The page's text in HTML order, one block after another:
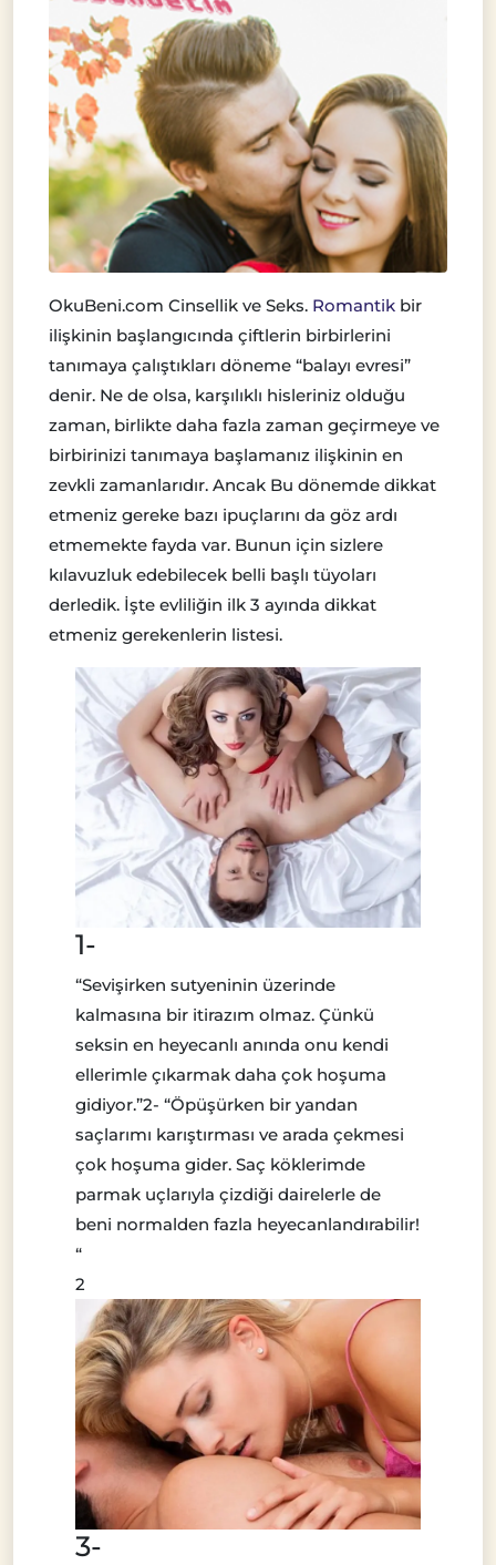
OkuBeni.com Cinsellik ve Seks. Romantik bir
ilişkinin başlangıcında çiftlerin birbirlerini
tanımaya çalıştıkları döneme “balayı evresi”
denir. Ne de olsa, karşılıklı hisleriniz olduğu
zaman, birlikte daha fazla zaman geçirmeye ve
birbirinizi tanımaya başlamanız ilişkinin en
zevkli zamanlarıdır. Ancak Bu dönemde dikkat
etmeniz gereke bazı ipuçlarını da göz ardı
etmemekte fayda var. Bunun için sizlere
kılavuzluk edebilecek belli başlı tüyoları
derledik. İşte evliliğin ilk 3 ayında dikkat
etmeniz gerekenlerin listesi.
1-
“Sevişirken sutyeninin üzerinde
kalmasına bir itirazım olmaz. Çünkü
seksin en heyecanlı anında onu kendi
ellerimle çıkarmak daha çok hoşuma
gidiyor.”2- “Öpüşürken bir yandan
saçlarımı karıştırması ve arada çekmesi
çok hoşuma gider. Saç köklerimde
parmak uçlarıyla çizdiği dairelerle de
beni normalden fazla heyecanlandırabilir!
“
2
3-